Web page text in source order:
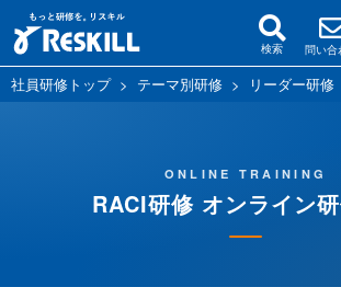
検索 問い合
社員研修トップ> テーマ別研修 > リーダー研修
ONLINE TRAINING
RACI研修 オンライン